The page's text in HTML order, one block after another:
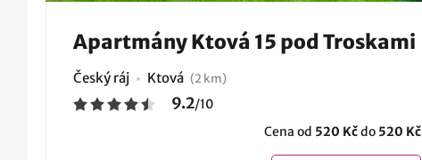
Apartmány Ktová 15 pod Troskami
Český ráj Ktová (2 km)
9.2/10
Cena od 520 Kčdo 520 Kč